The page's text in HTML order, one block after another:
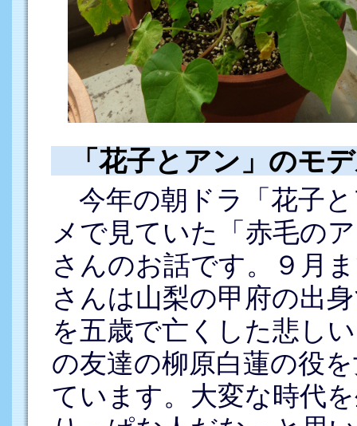
「花子とアン」のモ
今年の朝ドラ「花子
メで見ていた「赤毛の
さんのお話です。９月
さんは山梨の甲府の出
を五歳で亡くした悲し
の友達の柳原白蓮の役
ています。大変な時代